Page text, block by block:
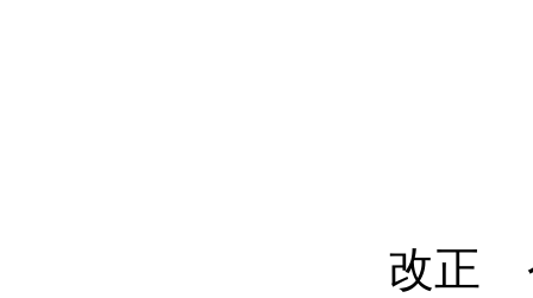
改正